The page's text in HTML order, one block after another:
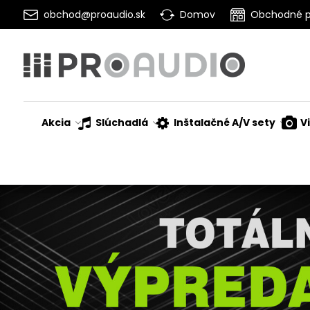
obchod@proaudio.sk Domov Obchodné
Akcia Slúchadlá Inštalačné A/V sety